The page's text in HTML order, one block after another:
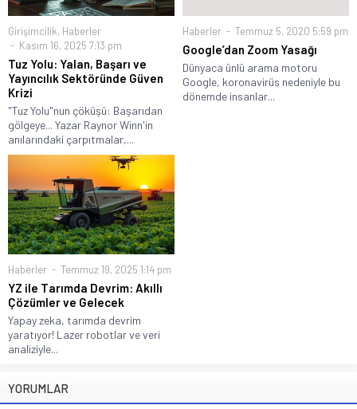
Girişimcilik, Haberler
Kasım 16, 2025 7:13 pm
Tuz Yolu: Yalan, Başarı ve
Yayıncılık Sektöründe Güven
Krizi
"Tuz Yolu"nun çöküşü: Başarıdan
gölgeye... Yazar Raynor Winn'in
anılarındaki çarpıtmalar,...
Haberler Temmuz 5, 2020 5:59 pm
Google’dan Zoom Yasağı
Dünyaca ünlü arama motoru
Google, koronavirüs nedeniyle bu
dönemde insanlar...
Haberler Temmuz 19, 2025 1:14 pm
YZ ile Tarımda Devrim: Akıllı
Çözümler ve Gelecek
Yapay zeka, tarımda devrim
yaratıyor! Lazer robotlar ve veri
analiziyle...
YORUMLAR